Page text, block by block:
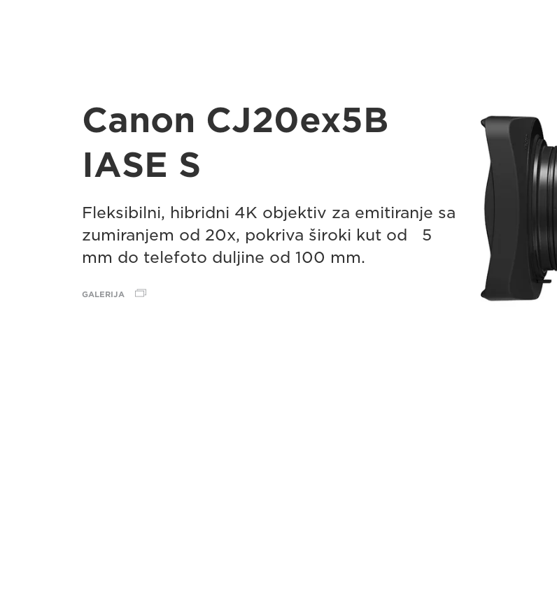
Canon CJ20ex5B
IASE S
Fleksibilni, hibridni 4K objektiv za emitiranje sa
zumiranjem od 20x, pokriva široki kut od 5
mm do telefoto duljine od 100 mm.
GALERIJA